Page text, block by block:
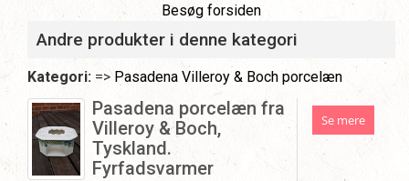
Besøg forsiden
Andre produkter i denne kategori
Kategori: =>Pasadena Villeroy & Boch porcelæn
Pasadena porcelæn fra
Villeroy & Boch,
Tyskland.
Fyrfadsvarmer
Se mere